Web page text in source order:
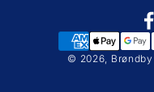
© 2026,